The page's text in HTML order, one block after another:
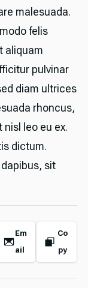
malesuada.
felis
aliquam
pulvinar
diam ultrices
rhoncus,
leo eu ex.
dictum.
sit
Em
ail
Co
py